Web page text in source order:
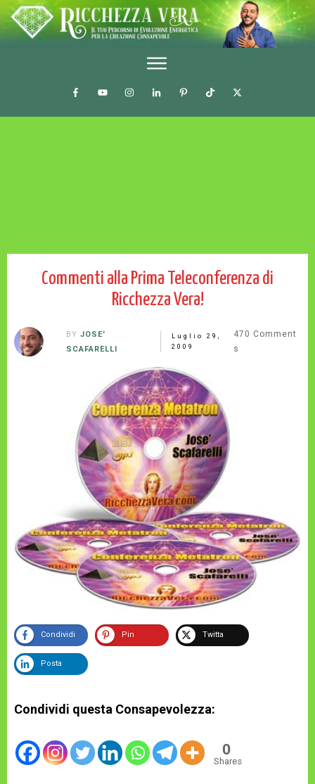
Commenti alla Prima Teleconferenza di
Ricchezza Vera!
BY JOSE'
SCAFARELLI
Luglio 29,
2009
470 Comment
s
Condividi Pin Twitta
Posta
Condividi questa Consapevolezza:
0
Shares